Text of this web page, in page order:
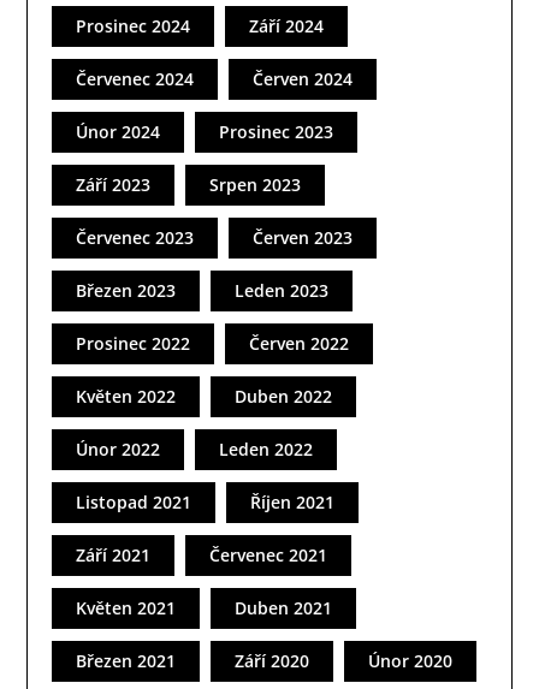
Prosinec 2024 Září 2024
Červenec 2024 Červen 2024
Únor 2024 Prosinec 2023
Září 2023 Srpen 2023
Červenec 2023 Červen 2023
Březen 2023 Leden 2023
Prosinec 2022 Červen 2022
Květen 2022 Duben 2022
Únor 2022 Leden 2022
Listopad 2021 Říjen 2021
Září 2021 Červenec 2021
Květen 2021 Duben 2021
Březen 2021 Září 2020 Únor 2020